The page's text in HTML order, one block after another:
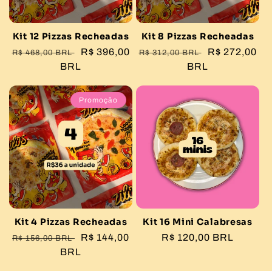
:
Kit 12 Pizzas Recheadas
Preço
R$ 468,00 BRL
Preço
promocional
R$ 396,00
BRL
Kit 8 Pizzas Recheadas
Preço
R$ 312,00 BRL
Preço
promocional
R$ 272,00
BRL
Promoção
Kit 4 Pizzas Recheadas
Preço
R$ 156,00 BRL
Preço
R$ 144,00
BRL
Kit 16 Mini Calabresas
Preço
R$ 120,00 BRL